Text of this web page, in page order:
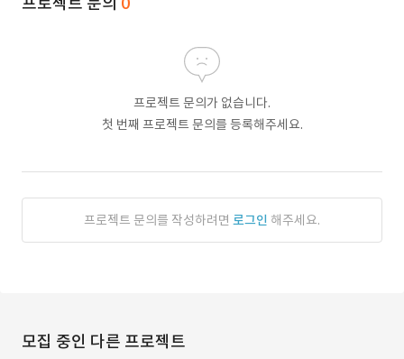
프로젝트 문의가 없습니다.
첫 번째 프로젝트 문의를 등록해주세요.
프로젝트 문의를 작성하려면 로그인 해주세요.
모집 중인 다른 프로젝트